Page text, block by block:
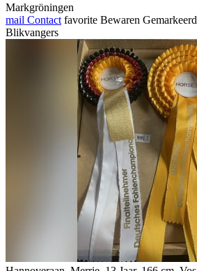
Markgröningen
mail Contact favorite Bewaren Gemarkeerd
Blikvangers